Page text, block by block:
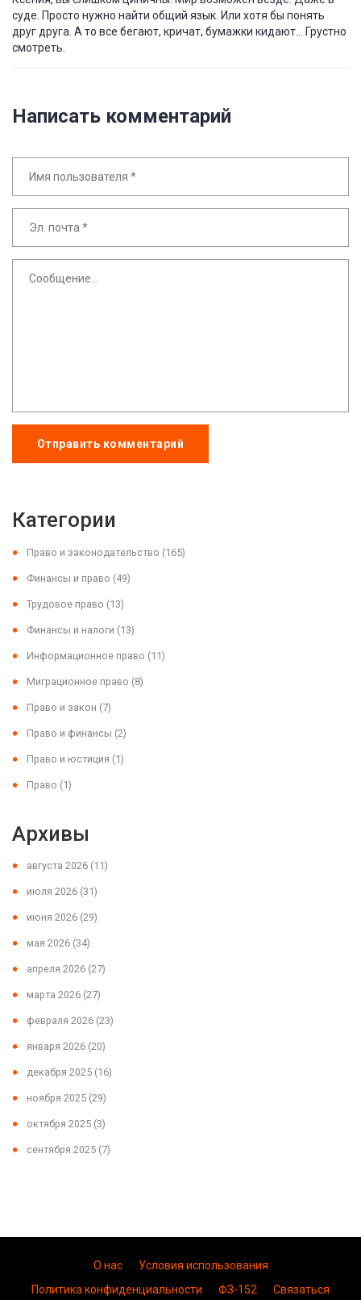
суде. Просто нужно найти общий язык. Или хотя бы понять
друг друга. А то все бегают, кричат, бумажки кидают... Грустно
смотреть.
Написать комментарий
Отправить комментарий
Категории
Право и законодательство (165)
Финансы и право (49)
Трудовое право (13)
Финансы и налоги (13)
Информационное право (11)
Миграционное право (8)
Право и закон (7)
Право и финансы (2)
Право и юстиция (1)
Право (1)
Архивы
августа 2026 (11)
июля 2026 (31)
июня 2026 (29)
мая 2026 (34)
апреля 2026 (27)
марта 2026 (27)
февраля 2026 (23)
января 2026 (20)
декабря 2025 (16)
ноября 2025 (29)
октября 2025 (3)
сентября 2025 (7)
О нас
Условия использования
Политика конфиденциальности
ФЗ-152 Связаться